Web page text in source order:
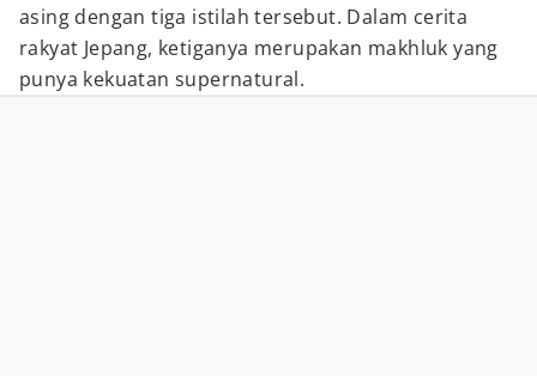
asing dengan tiga istilah tersebut. Dalam cerita
rakyat Jepang, ketiganya merupakan makhluk yang
punya kekuatan supernatural.